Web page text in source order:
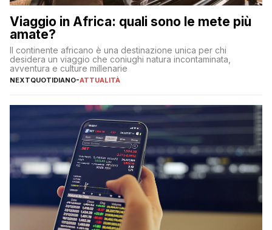
Viaggio in Africa: quali sono le mete più
amate?
Il continente africano è una destinazione unica per chi
desidera un viaggio che coniughi natura incontaminata,
avventura e culture millenarie
NEXTQUOTIDIANO-ATTUALITÀ